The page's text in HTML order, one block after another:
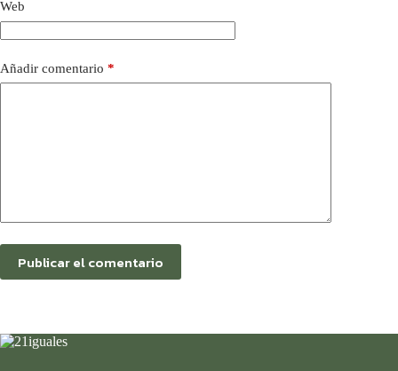
Web
Añadir comentario *
Publicar el comentario